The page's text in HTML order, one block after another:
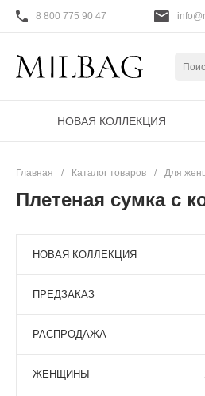
8 800 775 90 47
НОВАЯ КОЛЛЕКЦИЯ
Главная / Каталог товаров / Для
Плетеная сумка с
НОВАЯ КОЛЛЕКЦИЯ
ПРЕДЗАКАЗ
РАСПРОДАЖА
ЖЕНЩИНЫ